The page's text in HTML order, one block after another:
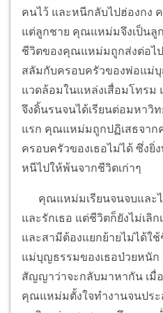
คนไว้ และหนีกลับไปฮ่องกง
แต่ลูกชาย คุณแหม่มจึงเป็นลู
ชีวิตของคุณแหม่มถูกส่งต่อไ
สลัมกับครอบครัวของพ่อแม่
แวดล้อมในแหล่งเสื่อมโทร
จึงดิ้นรนจนได้เรียนต่อมหาวิท
แรก คุณแหม่มถูกปฏิเสธจาก
ครอบครัวของเธอไม่ได้ ซึ่งยิ่
หนีไปให้พ้นจากชีวิตเก่าๆ
คุณแหม่มเรียนจนจบและไ
และรักเธอ แต่ชีวิตก็ยังไม่เลิ
และสามีต้องแยกย้ายไม่ได้ใ
แม่บุญธรรมของเธอป่วยหนั
สัญญาว่าจะกลับมาหากัน เมื่
คุณแหม่มตั้งใจทำงานจนประ